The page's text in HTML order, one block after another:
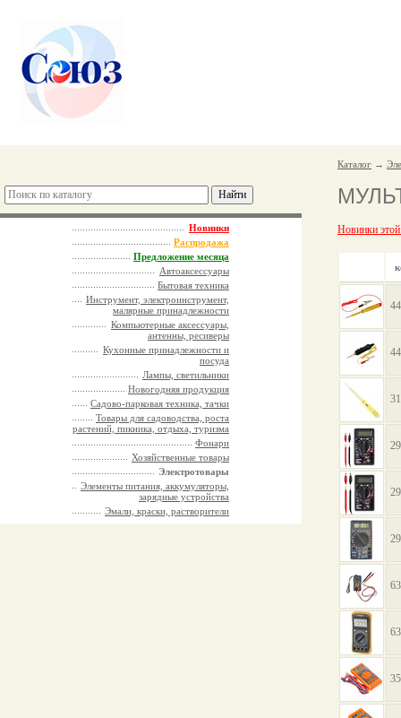
Новинки
Распродажа
Предложение месяца
Автоаксессуары
Бытовая техника
Инструмент, электроинструмент,
малярные принадлежности
Компьютерные аксессуары,
антенны, ресиверы
Кухонные принадлежности и
посуда
Лампы, светильники
Новогодняя продукция
Садово-парковая техника, тачки
Товары для садоводства, роста
растений, пикника, отдыха, туризма
Фонари
Хозяйственные товары
Электротовары
Элементы питания, аккумуляторы,
зарядные устройства
Эмали, краски, растворители
Каталог →
Новинки этой